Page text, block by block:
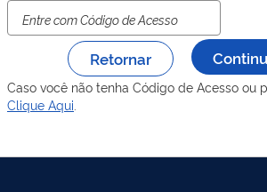
Retornar
Caso você não tenha Código de Acesso ou
Clique Aqui